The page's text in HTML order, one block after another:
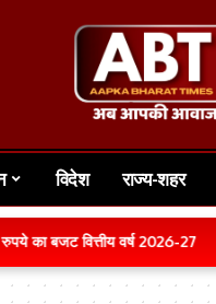
विदेश राज्य-शहर
का बजट वित्तीय वर्ष 2026-27 |